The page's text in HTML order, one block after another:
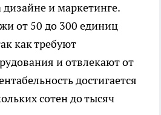
дизайне и маркетинге.
от 50 до 300 единиц
как требуют
и отвлекают от
достигается
сотен до тысяч